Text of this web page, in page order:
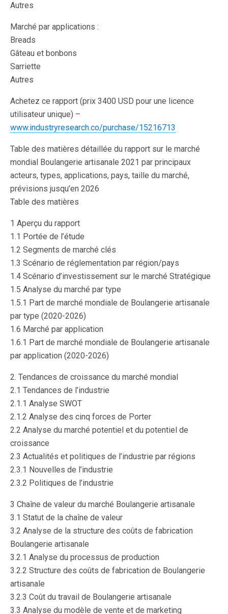
Autres
Marché par applications :
Breads
Gâteau et bonbons
Sarriette
Autres
Achetez ce rapport (prix 3400 USD pour une licence
utilisateur unique) –
www.industryresearch.co/purchase/15216713
Table des matières détaillée du rapport sur le marché
mondial Boulangerie artisanale 2021 par principaux
acteurs, types, applications, pays, taille du marché,
prévisions jusqu’en 2026
Table des matières
1 Aperçu du rapport
1.1 Portée de l’étude
1.2 Segments de marché clés
1.3 Scénario de réglementation par région/pays
1.4 Scénario d’investissement sur le marché Stratégique
1.5 Analyse du marché par type
1.5.1 Part de marché mondiale de Boulangerie artisanale
par type (2020-2026)
1.6 Marché par application
1.6.1 Part de marché mondiale de Boulangerie artisanale
par application (2020-2026)
2. Tendances de croissance du marché mondial
2.1 Tendances de l’industrie
2.1.1 Analyse SWOT
2.1.2 Analyse des cinq forces de Porter
2.2 Analyse du marché potentiel et du potentiel de
croissance
2.3 Actualités et politiques de l’industrie par régions
2.3.1 Nouvelles de l’industrie
2.3.2 Politiques de l’industrie
3 Chaîne de valeur du marché Boulangerie artisanale
3.1 Statut de la chaîne de valeur
3.2 Analyse de la structure des coûts de fabrication
Boulangerie artisanale
3.2.1 Analyse du processus de production
3.2.2 Structure des coûts de fabrication de Boulangerie
artisanale
3.2.3 Coût du travail de Boulangerie artisanale
3.3 Analyse du modèle de vente et de marketing